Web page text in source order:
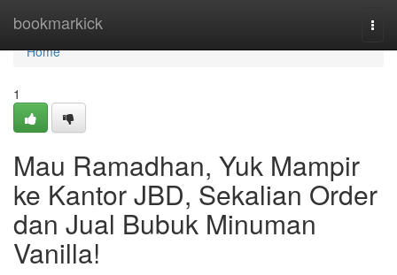
bookmarkick
Home
Home
1
Mau Ramadhan, Yuk Mampir
ke Kantor JBD, Sekalian Order
dan Jual Bubuk Minuman
Vanilla!